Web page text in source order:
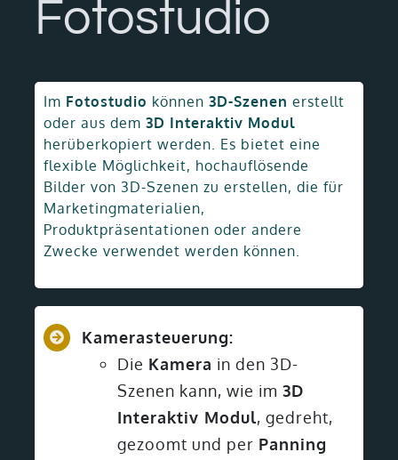
Fotostudio
Im Fotostudio können 3D-Szenen erstellt
oder aus dem 3D Interaktiv Modul
herüberkopiert werden. Es bietet eine
flexible Möglichkeit, hochauflösende
Bilder von 3D-Szenen zu erstellen, die für
Marketingmaterialien,
Produktpräsentationen oder andere
Zwecke verwendet werden können.
Kamerasteuerung:
Die Kamera in den 3D-
Szenen kann, wie im 3D
Interaktiv Modul, gedreht,
gezoomt und per Panning